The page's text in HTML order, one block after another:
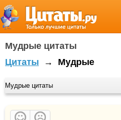
Мудрые цитаты
Цитаты → Мудрые
Мудрые цитаты